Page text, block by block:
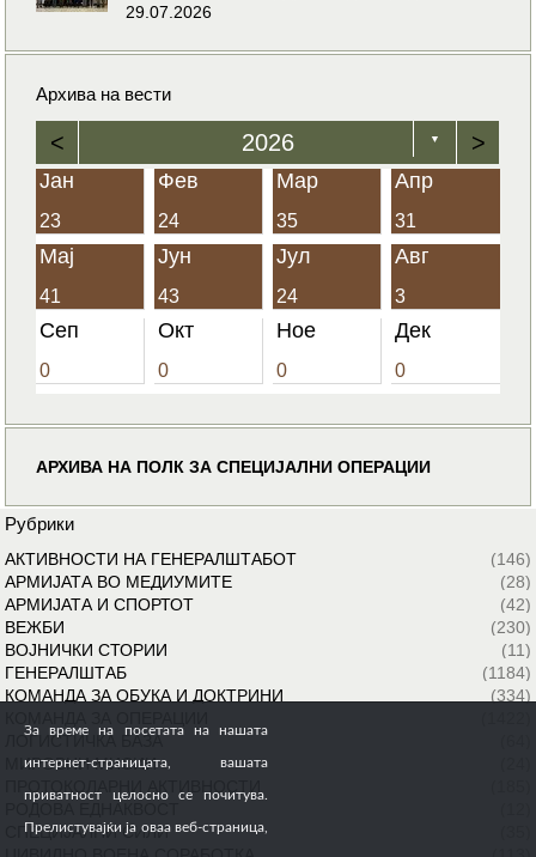
29.07.2026
Архива на вести
< 2026 ▼ >
Јан
23
Фев
24
Мар
35
Апр
31
Мај
41
Јун
43
Јул
24
Авг
3
Сеп
0
Окт
0
Ное
0
Дек
0
АРХИВА НА ПОЛК ЗА СПЕЦИЈАЛНИ ОПЕРАЦИИ
Рубрики
АКТИВНОСТИ НА ГЕНЕРАЛШТАБОТ
(146)
АРМИЈАТА ВО МЕДИУМИТЕ
(28)
АРМИЈАТА И СПОРТОТ
(42)
ВЕЖБИ
(230)
ВОЈНИЧКИ СТОРИИ
(11)
ГЕНЕРАЛШТАБ
(1184)
КОМАНДА ЗА ОБУКА И ДОКТРИНИ
(334)
ЛОГИСТИЧКА БАЗА
МИРОВНИ МИСИИ
СПЕЦИЈАЛНИ СИЛИ
За време на посетата на нашата
интернет-страницата, вашата
приватност целосно се почитува.
Прелистувајќи ја оваа веб-страница,